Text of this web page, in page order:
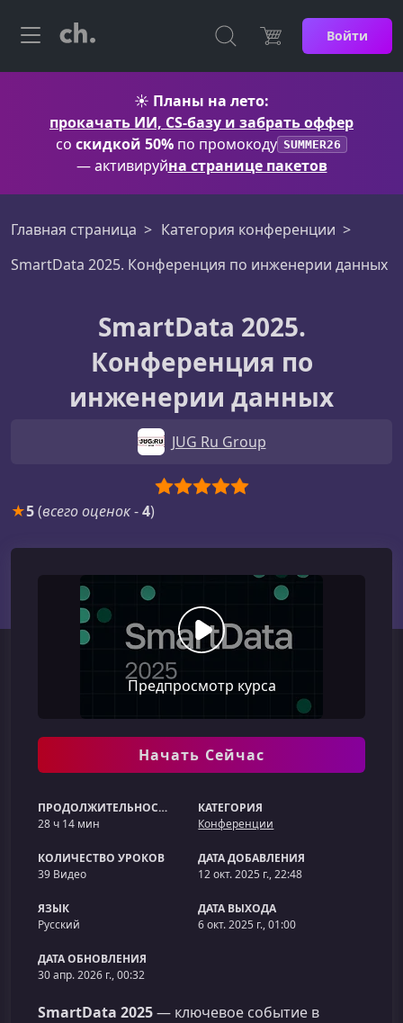
Войти
☀️ Планы на лето:
прокачать ИИ, CS-базу и забрать оффер
со скидкой 50% по промокоду SUMMER26
— активируйна странице пакетов
Главная страница
Категория конференции
SmartData 2025. Конференция по инженерии данных
SmartData 2025.
Конференция по
инженерии данных
JUG Ru Group
★5(всего оценок-4)
Предпросмотр курса
Начать Сейчас
ПРОДОЛЖИТЕЛЬНОСТЬ
28 ч 14 мин
КАТЕГОРИЯ
Конференции
КОЛИЧЕСТВО УРОКОВ
39 Видео
ДАТА ДОБАВЛЕНИЯ
12 окт. 2025 г., 22:48
ЯЗЫК
Русский
ДАТА ВЫХОДА
6 окт. 2025 г., 01:00
ДАТА ОБНОВЛЕНИЯ
30 апр. 2026 г., 00:32
SmartData 2025— ключевое событие в